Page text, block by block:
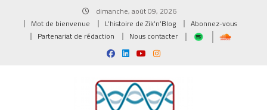
dimanche, août 09, 2026
Mot de bienvenue
L’histoire de Zik’n’Blog
Abonnez-vous
Partenariat de rédaction
Nous contacter